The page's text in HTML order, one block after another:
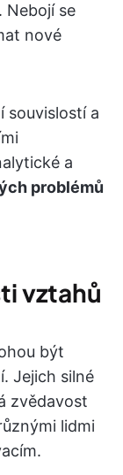
Nebojí se
nové
souvislostí a
a
problémů
vztahů
být
Jejich silné
zvědavost
lidmi